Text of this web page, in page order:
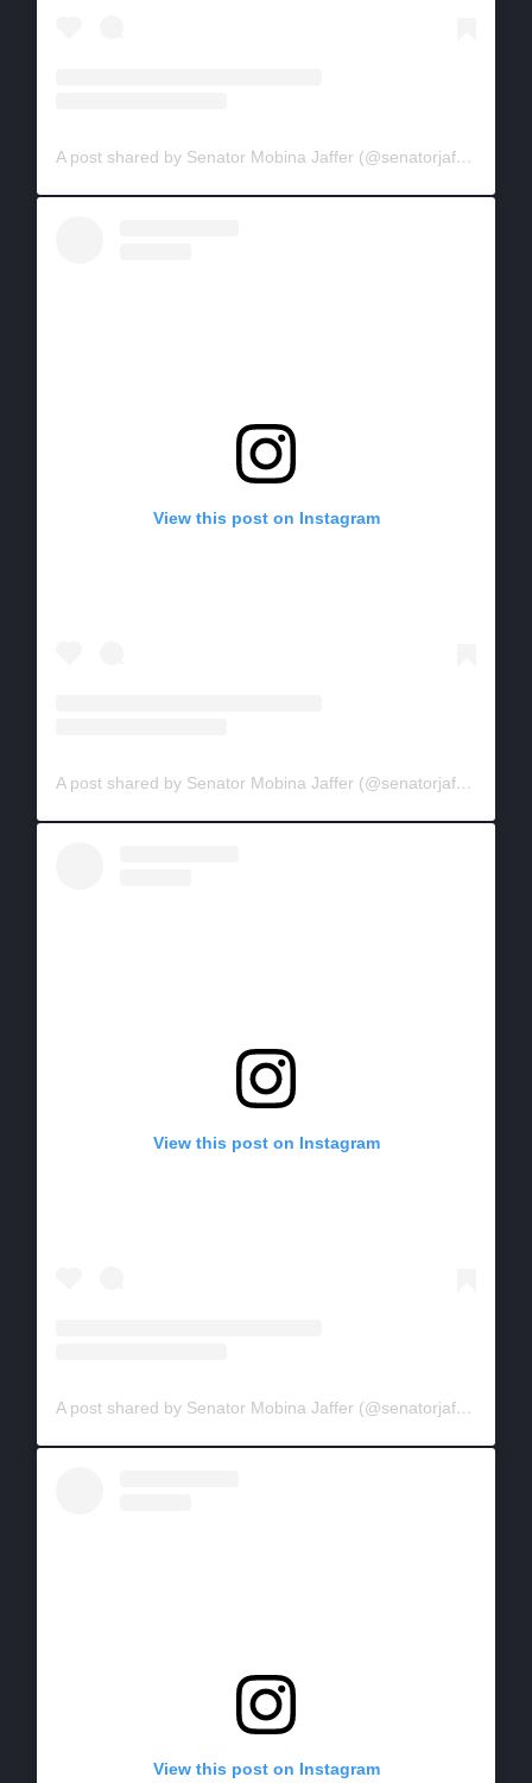
A post shared by Senator Mobina Jaffer (@senatorjaffer)
View this post on Instagram
A post shared by Senator Mobina Jaffer (@senatorjaffer)
View this post on Instagram
A post shared by Senator Mobina Jaffer (@senatorjaffer)
View this post on Instagram